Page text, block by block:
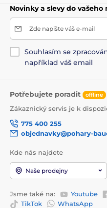
Novinky a slevy do vašeho
Zde napište váš e-mail
Souhlasím se
například váš email
Potřebujete poradit offline
Zákaznický servis je k
775 400 255
objednavky@pohary-
Kde nás najdete
Naše prodejny
Jsme také na: Youtube
TikTok
WhatsApp